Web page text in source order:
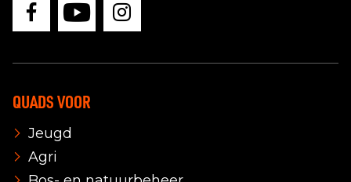
QUADS VOOR
Jeugd
Agri